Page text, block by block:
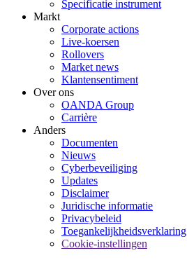
Specificatie instrument
Markt
Corporate actions
Live-koersen
Rollovers
Market news
Klantensentiment
Over ons
OANDA Group
Carrière
Anders
Documenten
Nieuws
Cyberbeveiliging
Updates
Disclaimer
Juridische informatie
Privacybeleid
Toegankelijkheidsverklaring
Cookie-instellingen